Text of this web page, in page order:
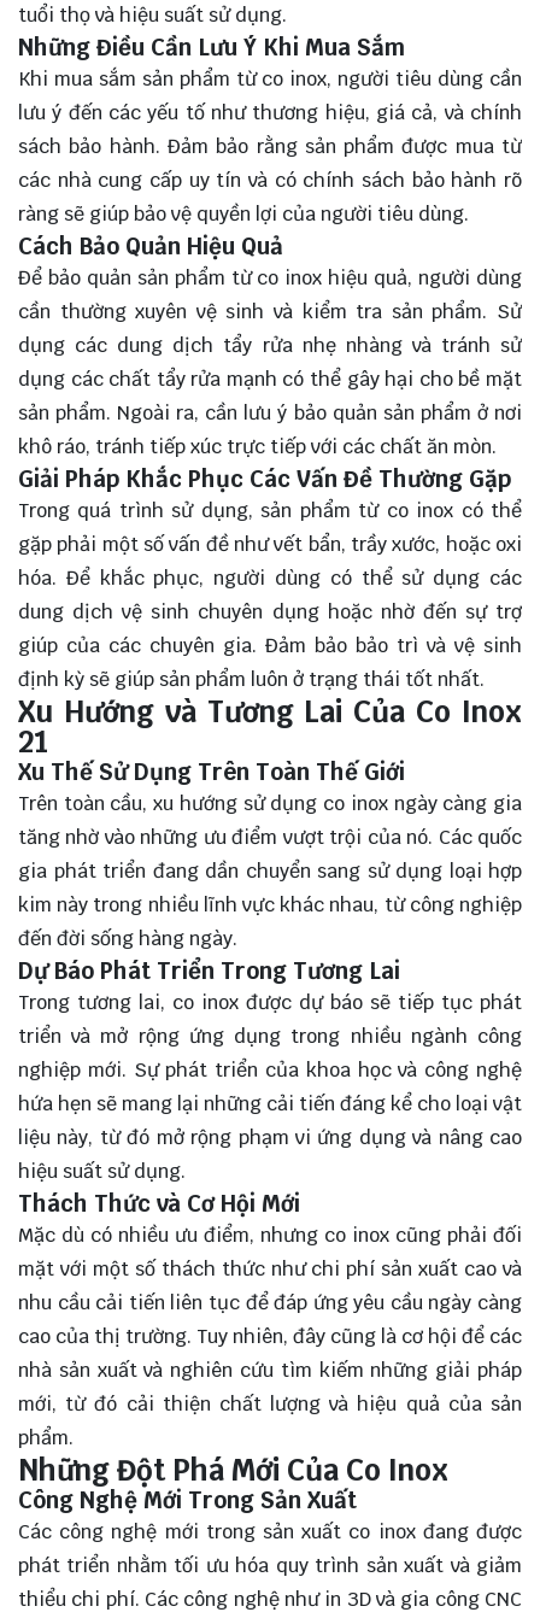
tuổi thọ và hiệu suất sử dụng.
Những Điều Cần Lưu Ý Khi Mua Sắm
Khi mua sắm sản phẩm từ co inox, người tiêu dùng cần
lưu ý đến các yếu tố như thương hiệu, giá cả, và chính
sách bảo hành. Đảm bảo rằng sản phẩm được mua từ
các nhà cung cấp uy tín và có chính sách bảo hành rõ
ràng sẽ giúp bảo vệ quyền lợi của người tiêu dùng.
Cách Bảo Quản Hiệu Quả
Để bảo quản sản phẩm từ co inox hiệu quả, người dùng
cần thường xuyên vệ sinh và kiểm tra sản phẩm. Sử
dụng các dung dịch tẩy rửa nhẹ nhàng và tránh sử
dụng các chất tẩy rửa mạnh có thể gây hại cho bề mặt
sản phẩm. Ngoài ra, cần lưu ý bảo quản sản phẩm ở nơi
khô ráo, tránh tiếp xúc trực tiếp với các chất ăn mòn.
Giải Pháp Khắc Phục Các Vấn Đề Thường Gặp
Trong quá trình sử dụng, sản phẩm từ co inox có thể
gặp phải một số vấn đề như vết bẩn, trầy xước, hoặc oxi
hóa. Để khắc phục, người dùng có thể sử dụng các
dung dịch vệ sinh chuyên dụng hoặc nhờ đến sự trợ
giúp của các chuyên gia. Đảm bảo bảo trì và vệ sinh
định kỳ sẽ giúp sản phẩm luôn ở trạng thái tốt nhất.
Xu Hướng và Tương Lai Của Co Inox
21
Xu Thế Sử Dụng Trên Toàn Thế Giới
Trên toàn cầu, xu hướng sử dụng co inox ngày càng gia
tăng nhờ vào những ưu điểm vượt trội của nó. Các quốc
gia phát triển đang dần chuyển sang sử dụng loại hợp
kim này trong nhiều lĩnh vực khác nhau, từ công nghiệp
đến đời sống hàng ngày.
Dự Báo Phát Triển Trong Tương Lai
Trong tương lai, co inox được dự báo sẽ tiếp tục phát
triển và mở rộng ứng dụng trong nhiều ngành công
nghiệp mới. Sự phát triển của khoa học và công nghệ
hứa hẹn sẽ mang lại những cải tiến đáng kể cho loại vật
liệu này, từ đó mở rộng phạm vi ứng dụng và nâng cao
hiệu suất sử dụng.
Thách Thức và Cơ Hội Mới
Mặc dù có nhiều ưu điểm, nhưng co inox cũng phải đối
mặt với một số thách thức như chi phí sản xuất cao và
nhu cầu cải tiến liên tục để đáp ứng yêu cầu ngày càng
cao của thị trường. Tuy nhiên, đây cũng là cơ hội để các
nhà sản xuất và nghiên cứu tìm kiếm những giải pháp
mới, từ đó cải thiện chất lượng và hiệu quả của sản
phẩm.
Những Đột Phá Mới Của Co Inox
Công Nghệ Mới Trong Sản Xuất
Các công nghệ mới trong sản xuất co inox đang được
phát triển nhằm tối ưu hóa quy trình sản xuất và giảm
thiểu chi phí. Các công nghệ như in 3D và gia công CNC